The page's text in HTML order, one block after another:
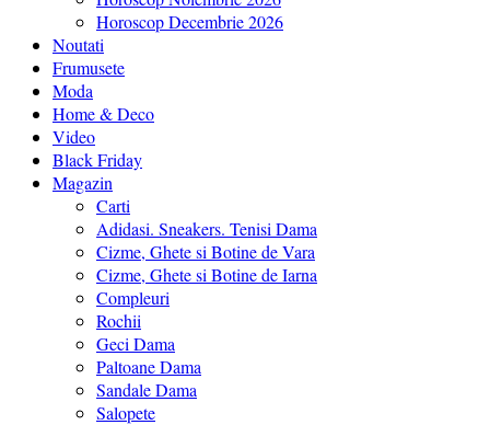
Horoscop Decembrie 2026
Noutati
Frumusete
Moda
Home & Deco
Video
Black Friday
Magazin
Carti
Adidasi. Sneakers. Tenisi Dama
Cizme, Ghete si Botine de Vara
Cizme, Ghete si Botine de Iarna
Compleuri
Rochii
Geci Dama
Paltoane Dama
Sandale Dama
Salopete